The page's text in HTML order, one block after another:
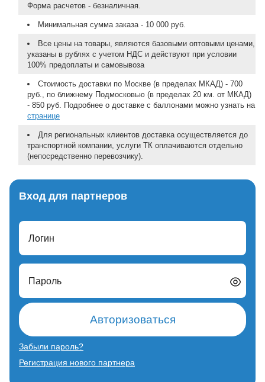
Форма расчетов - безналичная.
Минимальная сумма заказа - 10 000 руб.
Все цены на товары, являются базовыми оптовыми ценами,
указаны в рублях с учетом НДС и действуют при условии
100% предоплаты и самовывоза
Стоимость доставки по Москве (в пределах МКАД) - 700
руб., по ближнему Подмосковью (в пределах 20 км. от МКАД)
- 850 руб. Подробнее о доставке с баллонами можно узнать на
странице
Для региональных клиентов доставка осуществляется до
транспортной компании, услуги ТК оплачиваются отдельно
(непосредственно перевозчику).
Вход для партнеров
Логин
Пароль
Авторизоваться
Забыли пароль?
Регистрация нового партнера